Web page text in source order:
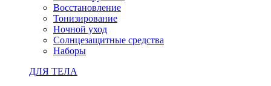
Восстановление
Тонизирование
Ночной уход
Солнцезащитные средства
Наборы
ДЛЯ ТЕЛА